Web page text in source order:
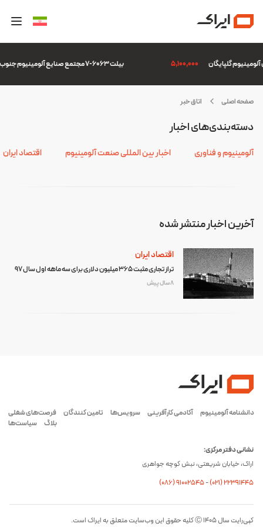
بیلت 6063-7 مجتمع صنایع آلومینیوم جنوب 5,100,000
صفحه اصلی اتاق خبر
صادرات
آخرین اخبار منتشر شده
اقتصاد ایران
تراز تجاری مثبت 365 میلیون دلاری برای سه ماهه اول سال 97
8 سال پیش
دسته‌بندی‌های اخبار
آلومینیوم و فناوری اخبار بین المللی صنعت آلومینیوم اقتصاد ایران
دانشنامه آلومینیوم آکادمی کارآفرینی سرویس‌ها تامین کنندگان
فرصت‌های شغلی
بلاگ
سیاست‌ها
نشانی دفتر مرکزی:
اراک، خیابان شریعتی، نبش کوچه جواهری
(۰۸۶) ۹۱۰۰۲۵۴۵-(۰21) 22391445
کپی‌رایت سال ۱۴۰۵ Ⓒ کلیه حقوق این وب‌سایت متعلق به ایراک است.